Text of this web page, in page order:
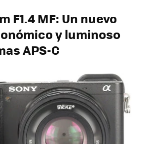
F1.4 MF: Un nuevo
y luminoso
APS-C